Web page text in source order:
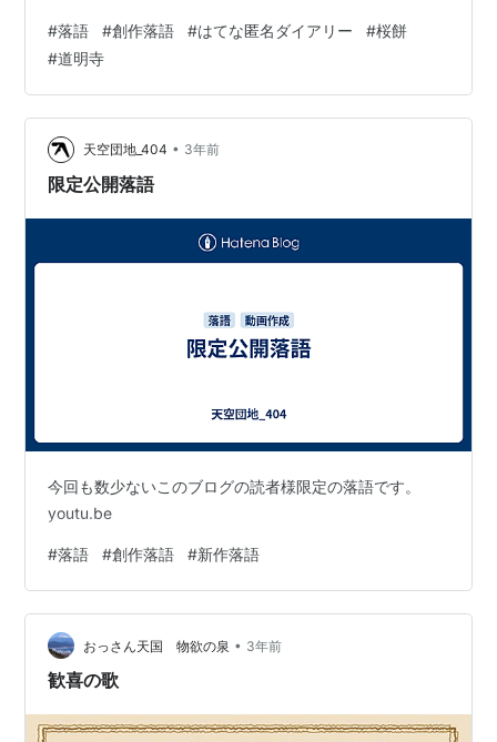
感謝します。 www.youtube.com 【2024.04.23追記：こ
こまで】 いつものようにはてなブックマークを見ている
と、あるはてな匿名ダイアリーの記事に出会った。
anond.hatelabo.jp 面白い！ 落語みたいでいいですね。
と感じた矢先、これは声に出して読むとより面…
#落語 #創作落語 #はてな匿名ダイアリー #桜餅
#道明寺
天空団地_404 • 3年前
限定公開落語
今回も数少ないこのブログの読者様限定の落語です。
youtu.be
#落語 #創作落語 #新作落語
おっさん天国 物欲の泉 • 3年前
歓喜の歌